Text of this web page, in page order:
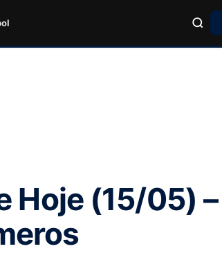
Hoje (15/05) –